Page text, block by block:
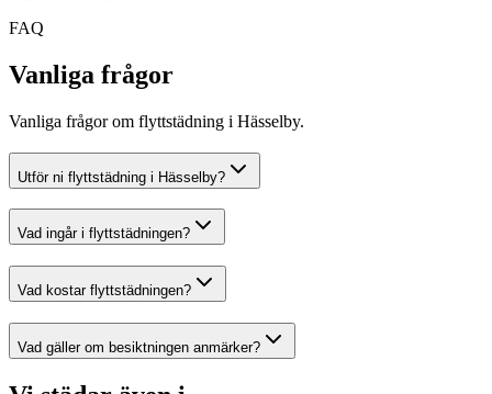
FAQ
Vanliga frågor
Vanliga frågor om flyttstädning i Hässelby.
Utför ni flyttstädning i Hässelby?
Vad ingår i flyttstädningen?
Vad kostar flyttstädningen?
Vad gäller om besiktningen anmärker?